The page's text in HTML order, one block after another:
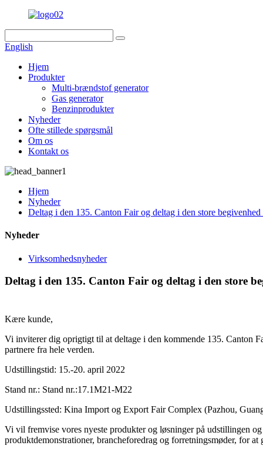
English
Hjem
Produkter
Multi-brændstof generator
Gas generator
Benzinprodukter
Nyheder
Ofte stillede spørgsmål
Om os
Kontakt os
Hjem
Nyheder
Deltag i den 135. Canton Fair og deltag i den store
Nyheder
Virksomhedsnyheder
Deltag i den 135. Canton Fair og deltag i den store
Kære kunde,
Vi inviterer dig oprigtigt til at deltage i den kommende 135. Canton
partnere fra hele verden.
Udstillingstid: 15.-20. april 2022
Stand nr.: Stand nr.:17.1M21-M22
Udstillingssted: Kina Import og Export Fair Complex (Pazhou,
Vi vil fremvise vores nyeste produkter og løsninger på udstillingen
produktdemonstrationer, brancheforedrag og forretningsmøder, for